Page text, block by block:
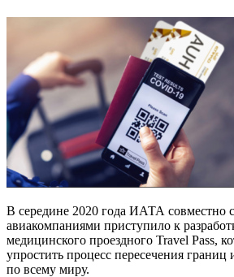
В середине 2020 года ИАТА совместно
авиакомпаниями приступило к
медицинского проездного Travel Pass,
упростить процесс пересечения границ
по всему миру.